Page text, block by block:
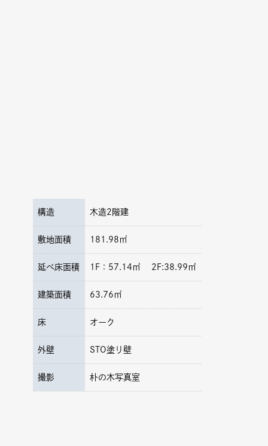
構造 木造2階建
敷地面積 181.98㎡
延べ床面積 1F：57.14㎡ 2F:38.99㎡
建築面積 63.76㎡
床 オーク
外壁 STO塗り壁
撮影 朴の木写真室